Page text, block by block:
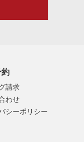
約
請求
わせ
シーポリシー